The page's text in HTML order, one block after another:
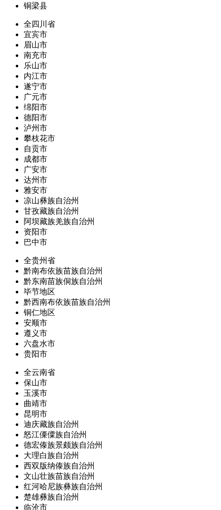
铜梁县
全四川省
宜宾市
眉山市
南充市
乐山市
内江市
遂宁市
广元市
绵阳市
德阳市
泸州市
攀枝花市
自贡市
成都市
广安市
达州市
雅安市
凉山彝族自治州
甘孜藏族自治州
阿坝藏族羌族自治州
资阳市
巴中市
全贵州省
黔南布依族苗族自治州
黔东南苗族侗族自治州
毕节地区
黔西南布依族苗族自治州
铜仁地区
安顺市
遵义市
六盘水市
贵阳市
全云南省
保山市
玉溪市
曲靖市
昆明市
迪庆藏族自治州
怒江傈僳族自治州
德宏傣族景颇族自治州
大理白族自治州
西双版纳傣族自治州
文山壮族苗族自治州
红河哈尼族彝族自治州
楚雄彝族自治州
临沧市